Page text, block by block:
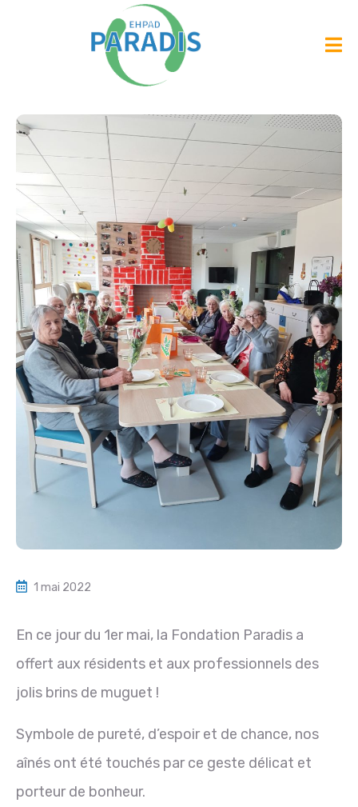
1 mai 2022
En ce jour du 1er mai, la Fondation Paradis a
offert aux résidents et aux professionnels des
jolis brins de muguet !
Symbole de pureté, d’espoir et de chance, nos
aînés ont été touchés par ce geste délicat et
porteur de bonheur.